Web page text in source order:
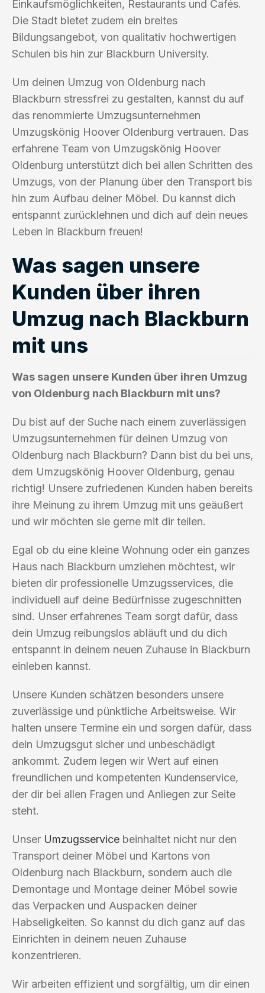
Einkaufsmöglichkeiten, Restaurants und Cafés.
Die Stadt bietet zudem ein breites
Bildungsangebot, von qualitativ hochwertigen
Schulen bis hin zur Blackburn University.
Um deinen Umzug von Oldenburg nach
Blackburn stressfrei zu gestalten, kannst du auf
das renommierte Umzugsunternehmen
Umzugskönig Hoover Oldenburg vertrauen. Das
erfahrene Team von Umzugskönig Hoover
Oldenburg unterstützt dich bei allen Schritten des
Umzugs, von der Planung über den Transport bis
hin zum Aufbau deiner Möbel. Du kannst dich
entspannt zurücklehnen und dich auf dein neues
Leben in Blackburn freuen!
Was sagen unsere
Kunden über ihren
Umzug nach Blackburn
mit uns
Was sagen unsere Kunden über ihren Umzug
von Oldenburg nach Blackburn mit uns?
Du bist auf der Suche nach einem zuverlässigen
Umzugsunternehmen für deinen Umzug von
Oldenburg nach Blackburn? Dann bist du bei uns,
dem Umzugskönig Hoover Oldenburg, genau
richtig! Unsere zufriedenen Kunden haben bereits
ihre Meinung zu ihrem Umzug mit uns geäußert
und wir möchten sie gerne mit dir teilen.
Egal ob du eine kleine Wohnung oder ein ganzes
Haus nach Blackburn umziehen möchtest, wir
bieten dir professionelle Umzugsservices, die
individuell auf deine Bedürfnisse zugeschnitten
sind. Unser erfahrenes Team sorgt dafür, dass
dein Umzug reibungslos abläuft und du dich
entspannt in deinem neuen Zuhause in Blackburn
einleben kannst.
Unsere Kunden schätzen besonders unsere
zuverlässige und pünktliche Arbeitsweise. Wir
halten unsere Termine ein und sorgen dafür, dass
dein Umzugsgut sicher und unbeschädigt
ankommt. Zudem legen wir Wert auf einen
freundlichen und kompetenten Kundenservice,
der dir bei allen Fragen und Anliegen zur Seite
steht.
Unser Umzugsservice beinhaltet nicht nur den
Transport deiner Möbel und Kartons von
Oldenburg nach Blackburn, sondern auch die
Demontage und Montage deiner Möbel sowie
das Verpacken und Auspacken deiner
Habseligkeiten. So kannst du dich ganz auf das
Einrichten in deinem neuen Zuhause
konzentrieren.
Wir arbeiten effizient und sorgfältig, um dir einen